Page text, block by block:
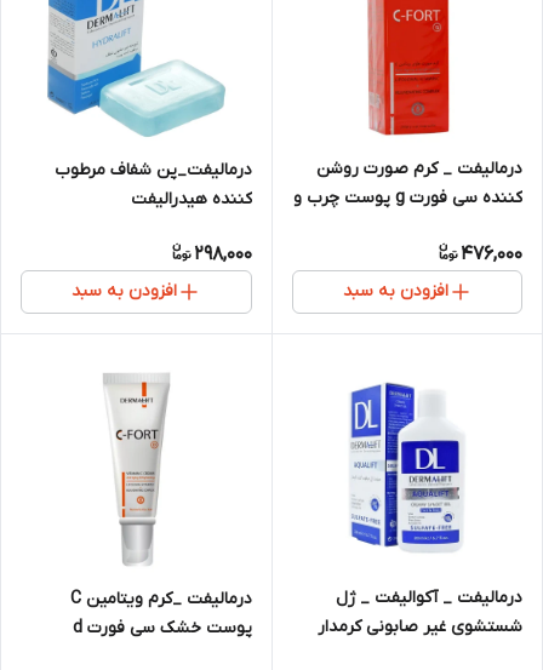
درمالیفت _ کرم صورت روشن
کننده سی فورت g پوست چرب و
476,000
افزودن به سبد
درمالیفت_پن شفاف مرطوب
کننده هیدرالیفت
298,000
افزودن به سبد
درمالیفت _ آکوالیفت _ ژل
شستشوی غیر صابونی کرمدار
درمالیفت _کرم ویتامین C
پوست خشک سی فورت d